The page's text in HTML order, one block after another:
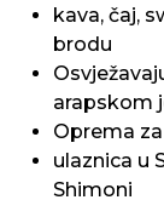
kava, čaj,
brodu
arapskom
Oprema
ulaznica u
Shimoni